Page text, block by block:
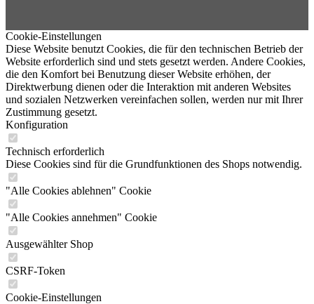
Cookie-Einstellungen
Diese Website benutzt Cookies, die für den technischen Betrieb der
Website erforderlich sind und stets gesetzt werden. Andere Cookies,
die den Komfort bei Benutzung dieser Website erhöhen, der
Direktwerbung dienen oder die Interaktion mit anderen Websites
und sozialen Netzwerken vereinfachen sollen, werden nur mit Ihrer
Zustimmung gesetzt.
Konfiguration
Technisch erforderlich
Diese Cookies sind für die Grundfunktionen des Shops notwendig.
"Alle Cookies ablehnen" Cookie
"Alle Cookies annehmen" Cookie
Ausgewählter Shop
CSRF-Token
Cookie-Einstellungen